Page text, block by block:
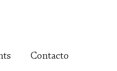
Contacto